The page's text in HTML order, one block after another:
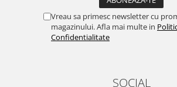
Vreau sa primesc newsletter cu
magazinului. Afla mai multe in
Confidentialitate
SOCIAL